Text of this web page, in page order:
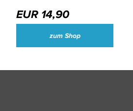
EUR 14,90
zum Shop